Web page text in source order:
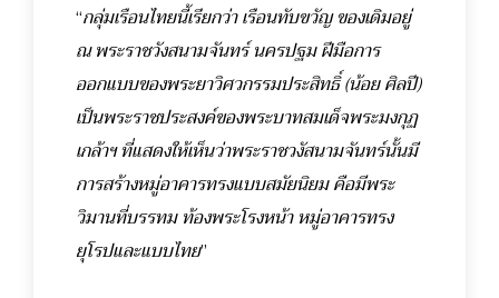
“กลุ่มเรือนไทยนี้เรียกว่า เรือนทับขวัญ ของเดิมอยู่
ณ พระราชวังสนามจันทร์ นครปฐม ฝีมือการ
ออกแบบของพระยาวิศวกรรมประสิทธิ์ (น้อย ศิลปี)
เป็นพระราชประสงค์ของพระบาทสมเด็จพระมงกุฏ
เกล้าฯ ที่แสดงให้เห็นว่าพระราชวงัสนามจันทร์นั้นมี
การสร้างหมู่อาคารทรงแบบสมัยนิยม คือมีพระ
วิมานที่บรรทม ท้องพระโรงหน้า หมู่อาคารทรง
ยุโรปและแบบไทย”